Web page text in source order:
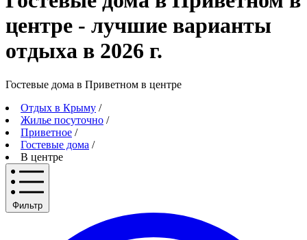
центре - лучшие варианты
отдыха в 2026 г.
Гостевые дома в Приветном в центре
Отдых в Крыму /
Жилье посуточно /
Приветное /
Гостевые дома /
В центре
Фильтр